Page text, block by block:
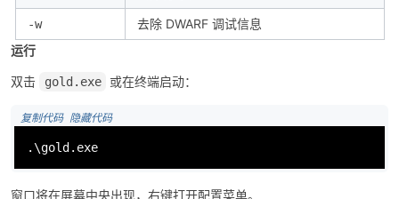
-w
去除 DWARF 调试信息
运行
双击 gold.exe 或在终端启动：
复制代码 隐藏代码
.\gold.exe
窗口将在屏幕中央出现，右键打开配置菜单。